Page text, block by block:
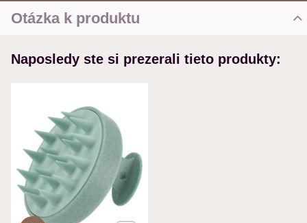
Otázka k produktu
MENO
VAŠA OTÁZKA K PRODUKTU
Naposledy ste si prezerali tieto produkty: